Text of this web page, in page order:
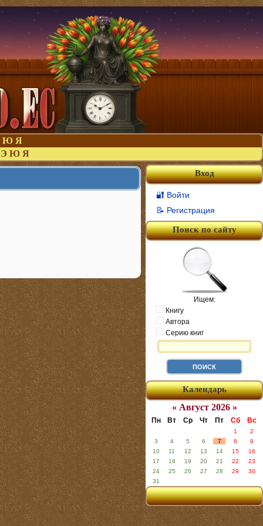
Ю Я
Э Ю Я
Вход
🔐 Войти
📝 Регистрация
Поиск по сайту
Ищем:
Книгу
Автора
Серию книг
Календарь
« Август 2026 »
Пн Вт Ср Чт Пт Сб Вс
1
2
3
4 5 6 7 8
9
10
11 12 13 14 15
16
17
18 19 20 21 22
23
24
25 26 27 28 29
30
31